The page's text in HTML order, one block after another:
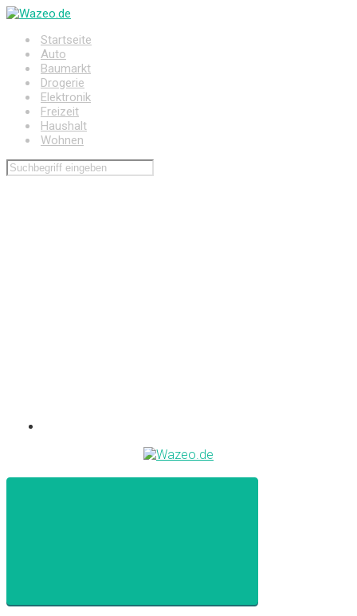
Zum
springenStartseite
Auto
Baumarkt
Drogerie
Elektronik
Freizeit
Haushalt
Wohnen